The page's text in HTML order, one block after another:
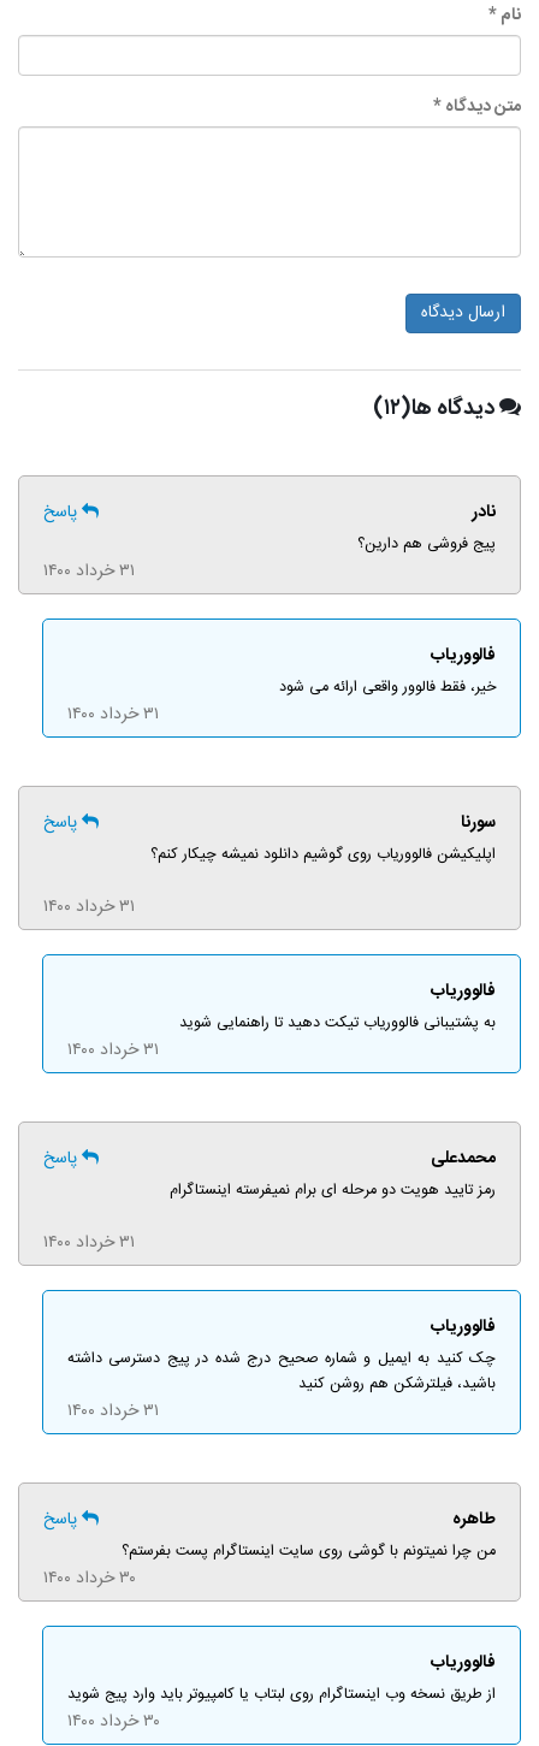
نام *
متن دیدگاه *
ارسال دیدگاه
دیدگاه ها(۱۲)
نادر پاسخ
پیج فروشی هم دارین؟
۳۱ خرداد ۱۴۰۰
فالووریاب
خیر، فقط فالوور واقعی ارائه می شود
۳۱ خرداد ۱۴۰۰
سورنا پاسخ
اپلیکیشن فالووریاب روی گوشیم دانلود نمیشه چیکار کنم؟
۳۱ خرداد ۱۴۰۰
فالووریاب
به پشتیبانی فالووریاب تیکت دهید تا راهنمایی شوید
۳۱ خرداد ۱۴۰۰
محمدعلی پاسخ
رمز تایید هویت دو مرحله ای برام نمیفرسته اینستاگرام
۳۱ خرداد ۱۴۰۰
فالووریاب
چک کنید به ایمیل و شماره صحیح درج شده در پیج دسترسی داشته
باشید، فیلترشکن هم روشن کنید
۳۱ خرداد ۱۴۰۰
طاهره پاسخ
من چرا نمیتونم با گوشی روی سایت اینستاگرام پست بفرستم؟
۳۰ خرداد ۱۴۰۰
فالووریاب
از طریق نسخه وب اینستاگرام روی لبتاب یا کامپیوتر باید وارد پیج شوید
۳۰ خرداد ۱۴۰۰